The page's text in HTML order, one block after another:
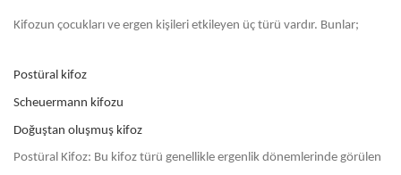
Kifozun çocukları ve ergen kişileri etkileyen üç türü vardır. Bunlar;
Postüral kifoz
Scheuermann kifozu
Doğuştan oluşmuş kifoz
Postüral Kifoz: Bu kifoz türü genellikle ergenlik dönemlerinde görülen